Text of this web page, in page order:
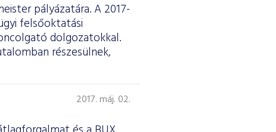
pályázatára. A 2017-
felsőoktatási
dolgozatokkal.
részesülnek,
2017. máj. 02.